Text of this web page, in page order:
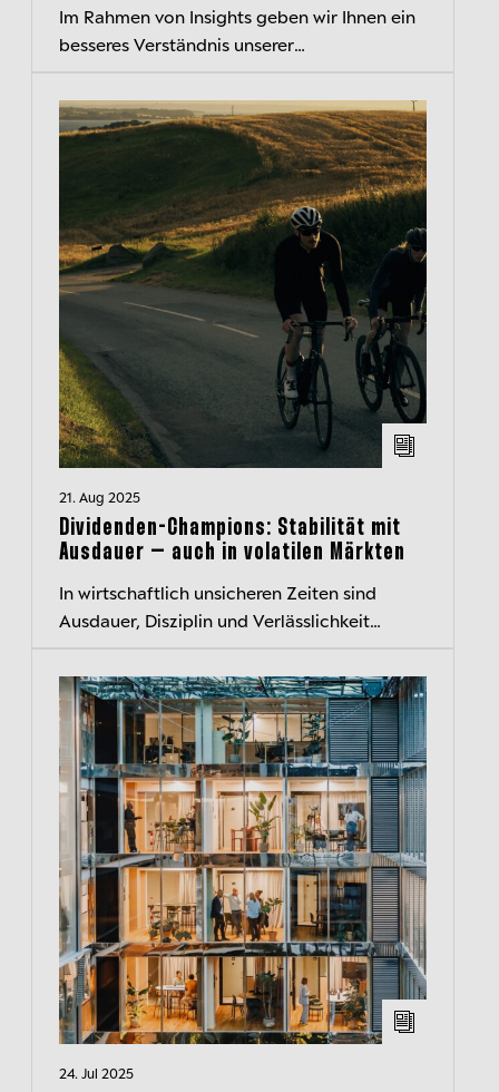
Im Rahmen von Insights geben wir Ihnen ein
besseres Verständnis unserer
21. Aug 2025
Dividenden-Champions: Stabilität mit
Ausdauer – auch in volatilen Märkten
In wirtschaftlich unsicheren Zeiten sind
Ausdauer, Disziplin und Verlässlichkeit
Dividendenstarke Qualitätsaktien gel...
24. Jul 2025